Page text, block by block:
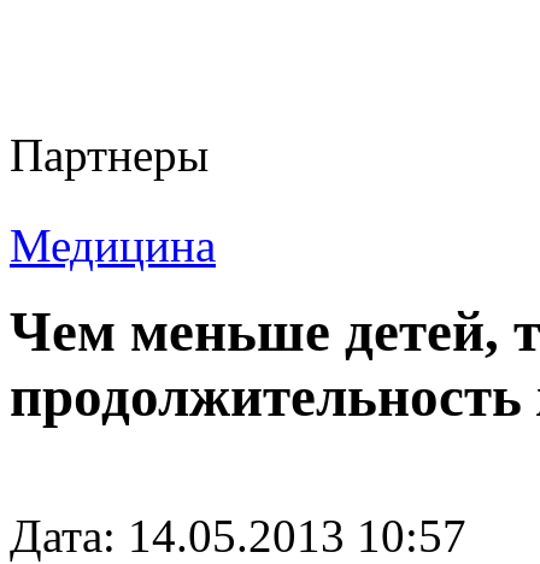
Партнеры
Медицина
Чем меньше детей,
Дата: 14.05.2013 10:57